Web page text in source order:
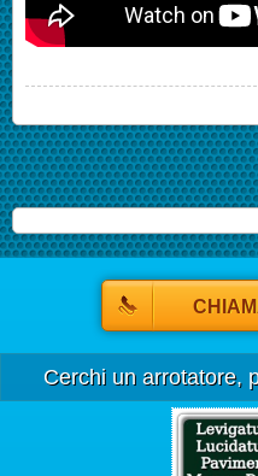
Cerchi un arrotatore,